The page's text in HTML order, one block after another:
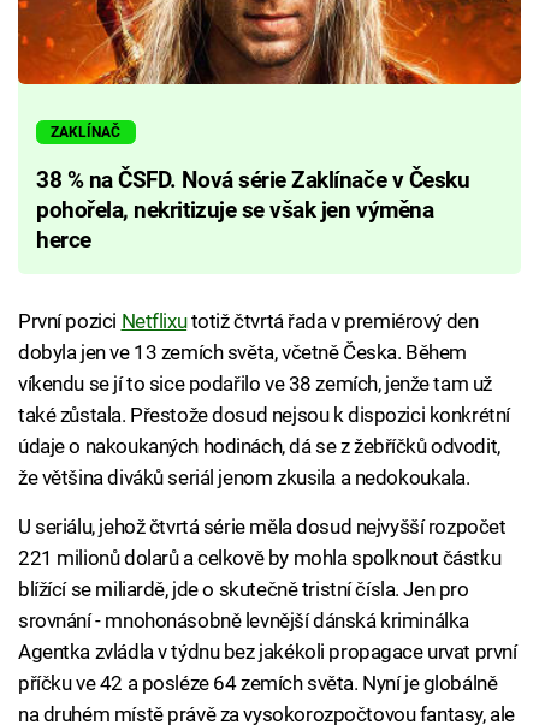
ZAKLÍNAČ
38 % na ČSFD. Nová série Zaklínače v Česku
pohořela, nekritizuje se však jen výměna
herce
První pozici Netflixutotiž čtvrtá řada v premiérový den
dobyla jen ve 13 zemích světa, včetně Česka. Během
víkendu se jí to sice podařilo ve 38 zemích, jenže tam už
také zůstala. Přestože dosud nejsou k dispozici konkrétní
údaje o nakoukaných hodinách, dá se z žebříčků odvodit,
že většina diváků seriál jenom zkusila a nedokoukala.
U seriálu, jehož čtvrtá série měla dosud nejvyšší rozpočet
221 milionů dolarů a celkově by mohla spolknout částku
blížící se miliardě, jde o skutečně tristní čísla. Jen pro
srovnání - mnohonásobně levnější dánská kriminálka
Agentka zvládla v týdnu bez jakékoli propagace urvat první
příčku ve 42 a posléze 64 zemích světa. Nyní je globálně
na druhém místě právě za vysokorozpočtovou fantasy, ale